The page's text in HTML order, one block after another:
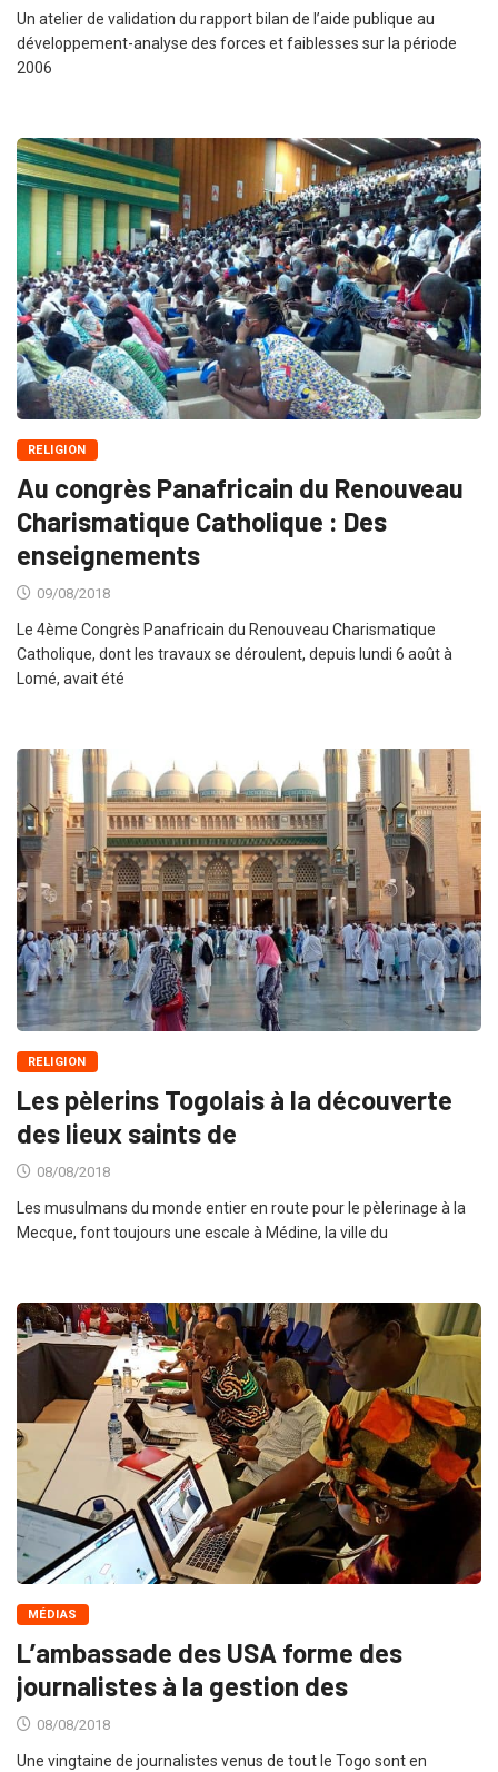
Un atelier de validation du rapport bilan de l’aide publique au
développement-analyse des forces et faiblesses sur la période
2006
RELIGION
Au congrès Panafricain du Renouveau
Charismatique Catholique : Des
enseignements
09/08/2018
Le 4ème Congrès Panafricain du Renouveau Charismatique
Catholique, dont les travaux se déroulent, depuis lundi 6 août à
Lomé, avait été
RELIGION
Les pèlerins Togolais à la découverte
des lieux saints de
08/08/2018
Les musulmans du monde entier en route pour le pèlerinage à la
Mecque, font toujours une escale à Médine, la ville du
MÉDIAS
L’ambassade des USA forme des
journalistes à la gestion des
08/08/2018
Une vingtaine de journalistes venus de tout le Togo sont en